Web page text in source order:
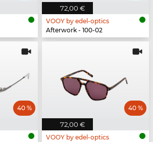
72,00 €
VOOY by edel-optics
Afterwork - 100-02
40 %
72,00 €
40 %
VOOY by edel-optics